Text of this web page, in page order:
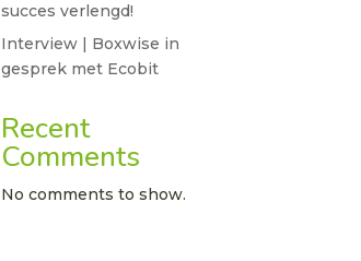
succes verlengd!
Interview | Boxwise in
gesprek met Ecobit
Recent
Comments
No comments to show.